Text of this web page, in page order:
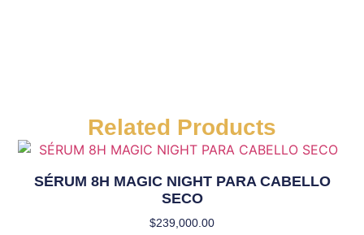
Related Products
SÉRUM 8H MAGIC NIGHT PARA CABELLO
SECO
$239,000.00